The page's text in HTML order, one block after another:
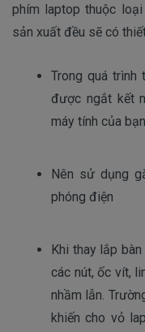
phím laptop thuộc
sản xuất đều sẽ có
Trong quá trình
được ngắt kết
máy tính của
Nên sử dụng
phóng điện
Khi thay lắp
các nút, ốc vít,
nhầm lẫn.
khiến cho vỏ